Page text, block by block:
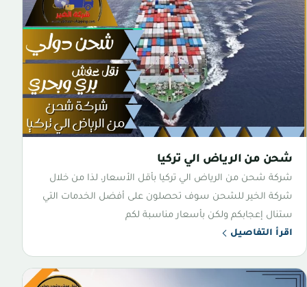
شحن من الرياض الي تركيا
شركة شحن من الرياض الي تركيا بأقل الأسعار، لذا من خلال
شركة الخير للشحن سوف تحصلون على أفضل الخدمات التي
ستنال إعجابكم ولكن بأسعار مناسبة لكم
اقرأ التفاصيل